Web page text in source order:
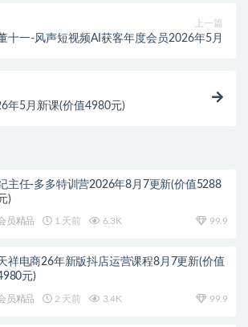
上一篇
十一-风声短视频AI获客年度会员2026年5月
年5月新课(价值4980元)
主任-多多特训营2026年8月7更新(价值5288
)
员精品 1 天前 6.3K 99.9
祥电商26年新版抖店运营课程8月7更新(价值
元)
员精品 2 天前 3.4K 99.9